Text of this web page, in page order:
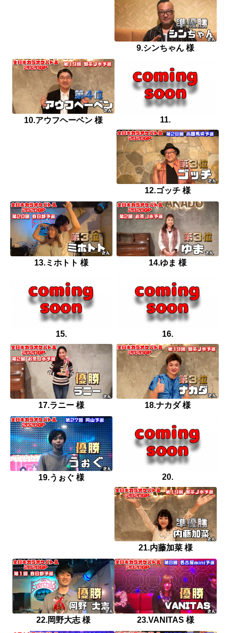
9.シンちゃん 様
10.アウフヘーベン 様 11.
12.ゴッチ 様
13.ミホトト 様 14.ゆま 様
15. 16.
17.ラニー 様 18.ナカダ 様
19.うぉぐ 様 20.
21.内藤加菜 様
22.岡野大志 様 23.VANITAS 様